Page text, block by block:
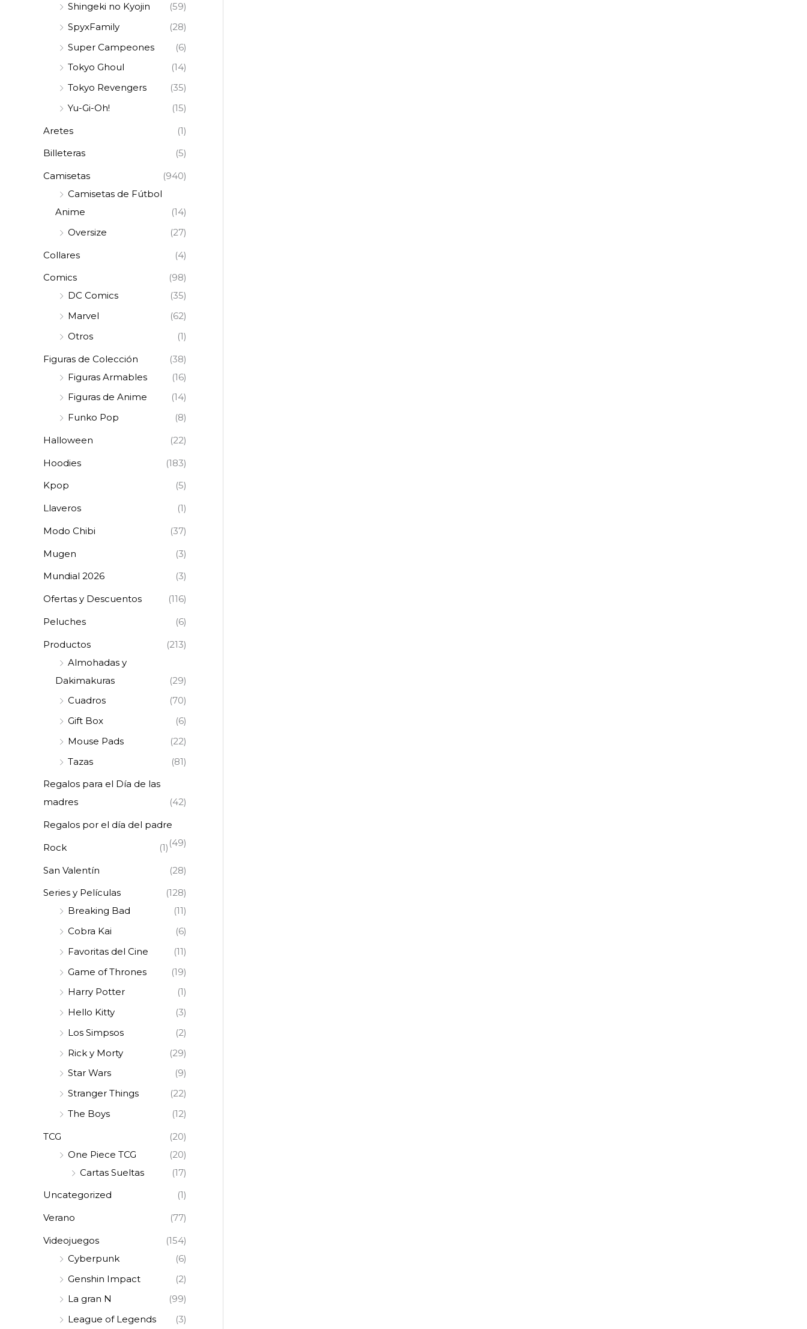
Shingeki no Kyojin
(59)
SpyxFamily
(28)
Super Campeones
(6)
Tokyo Ghoul
(14)
Tokyo Revengers
(35)
Yu-Gi-Oh!
(15)
Aretes
(1)
Billeteras
(5)
Camisetas
(940)
Camisetas de Fútbol
Anime
(14)
Oversize
(27)
Collares
(4)
Comics
(98)
DC Comics
(35)
Marvel
(62)
Otros
(1)
Figuras de Colección
(38)
Figuras Armables
(16)
Figuras de Anime
(14)
Funko Pop
(8)
Halloween
(22)
Hoodies
(183)
Kpop
(5)
Llaveros
(1)
Modo Chibi
(37)
Mugen
(3)
Mundial 2026
(3)
Ofertas y Descuentos
(116)
Peluches
(6)
Productos
(213)
Almohadas y
Dakimakuras
(29)
Cuadros
(70)
Gift Box
(6)
Mouse Pads
(22)
Tazas
(81)
Regalos para el Día de las
madres
(42)
Regalos por el día del padre
(49)
Rock
(1)
San Valentín
(28)
Series y Películas
(128)
Breaking Bad
(11)
Cobra Kai
(6)
Favoritas del Cine
(11)
Game of Thrones
(19)
Harry Potter
(1)
Hello Kitty
(3)
Los Simpsos
(2)
Rick y Morty
(29)
Star Wars
(9)
Stranger Things
(22)
The Boys
(12)
TCG
(20)
One Piece TCG
(20)
Cartas Sueltas
(17)
Uncategorized
(1)
Verano
(77)
Videojuegos
(154)
Cyberpunk
(6)
Genshin Impact
(2)
La gran N
(99)
League of Legends
(3)